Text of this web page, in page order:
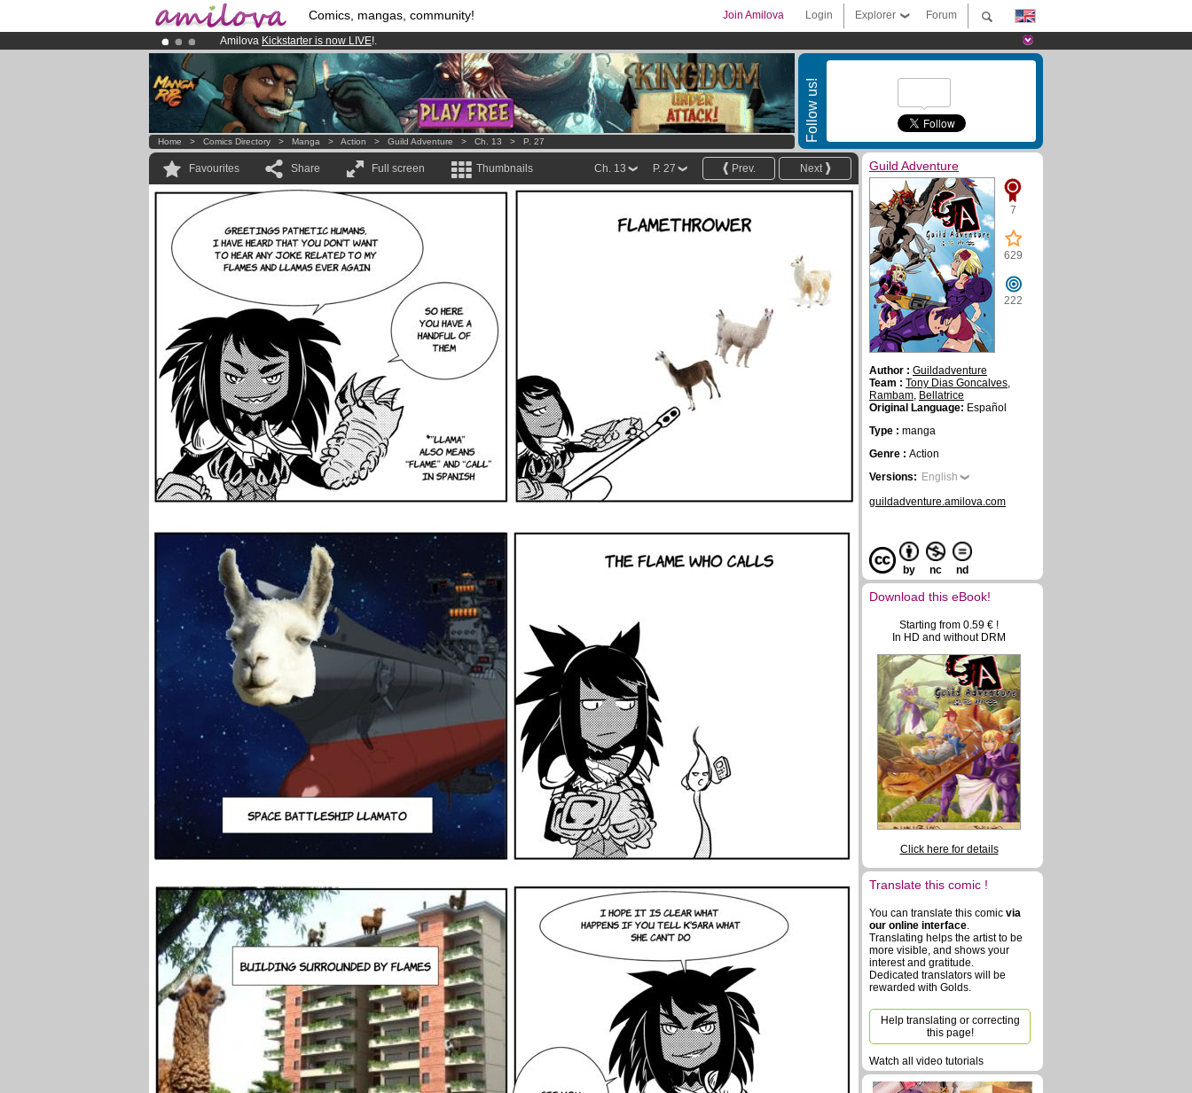
Comics, mangas, community! Forum
Explorer
Login
Join Amilova
Amilova Kickstarter is now LIVE!.
Premium membership from3.95 eurosper month !Get membership now
Already 100000membersand 1000 comics & mangas!.
Follow us!
Home > Comics Directory > Manga > Action > Guild Adventure > Ch. 13 > P. 27
Favourites Share Full screen Thumbnails Next
Prev.
P. 27
Ch. 13 Guild Adventure
7
629
222
Author : Guildadventure
Team : Tony Dias Goncalves,
Rambam, Bellatrice
Original Language: Español
Type : manga
Genre : Action
Versions: English
guildadventure.amilova.com
by nc nd
Download this eBook!
Starting from 0.59 € !
In HD and without DRM
Click here for details
Translate this comic !
You can translate this comic via
our online interface.
Translating helps the artist to be
more visible, and shows your
interest and gratitude.
Dedicated translators will be
rewarded with Golds.
Help translating or correcting
this page!
Watch all video tutorials